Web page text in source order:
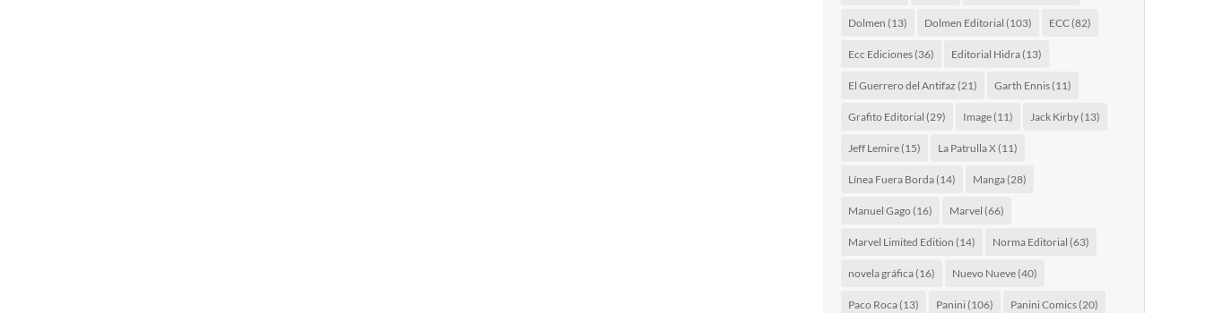
Dolmen (13) Dolmen Editorial (103) ECC(82)
Ecc Ediciones(36) Editorial Hidra(13)
El Guerrero del Antifaz (21) Garth Ennis(11)
Grafito Editorial (29) Image(11) Jack Kirby(13)
Jeff Lemire(15) La Patrulla X(11)
Línea Fuera Borda(14) Manga(28)
Manuel Gago (16) Marvel (66)
Marvel Limited Edition (14) Norma Editorial (63)
novela gráfica(16) Nuevo Nueve(40)
Paco Roca(13) Panini(106) Panini Comics(20)